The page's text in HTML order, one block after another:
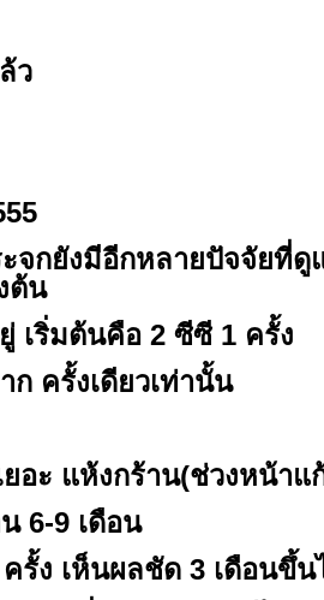
ว⁣⁣
ะจกยังมีอีกหลายปัจจัยที่ดู
ต้น⁣⁣
เริ่มต้นคือ 2 ซีซี 1 ครั้ง
ก ครั้งเดียวเท่านั้น⁣⁣
อะ แห้งกร้าน(ช่วงหน้าแ
6-9 เดือน⁣⁣
รั้ง เห็นผลชัด 3 เดือนขึ้น